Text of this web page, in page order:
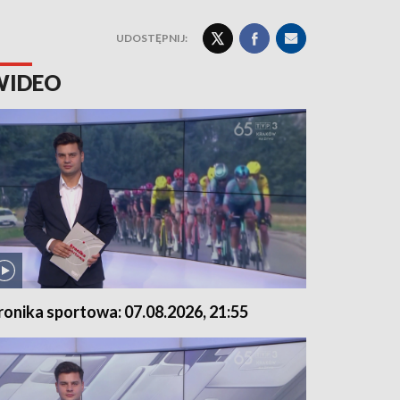
UDOSTĘPNIJ:
sportowa: 07.08.2026, 21:55